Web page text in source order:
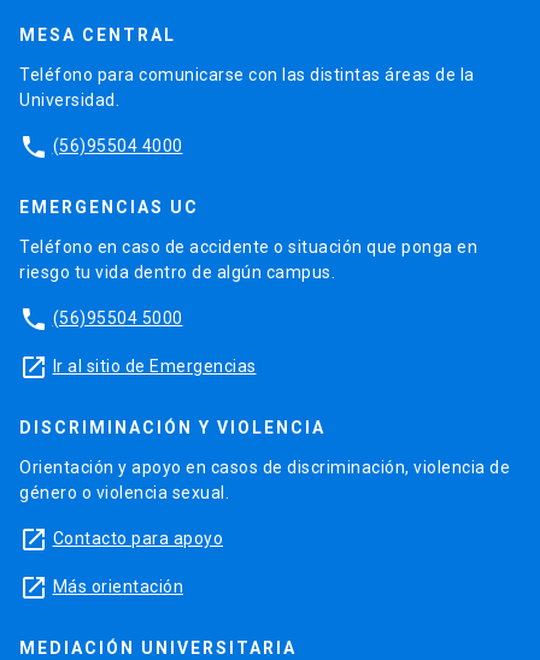
MESA CENTRAL
Teléfono para comunicarse con las distintas áreas de la
Universidad.
phone (56)95504 4000
EMERGENCIAS UC
Teléfono en caso de accidente o situación que ponga en
riesgo tu vida dentro de algún campus.
phone (56)95504 5000
launch Ir al sitio de Emergencias
DISCRIMINACIÓN Y VIOLENCIA
Orientación y apoyo en casos de discriminación, violencia de
género o violencia sexual.
launch Contacto para apoyo
launch Más orientación
MEDIACIÓN UNIVERSITARIA